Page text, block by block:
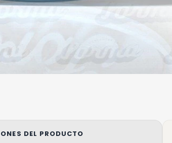
DEL PRODUCTO